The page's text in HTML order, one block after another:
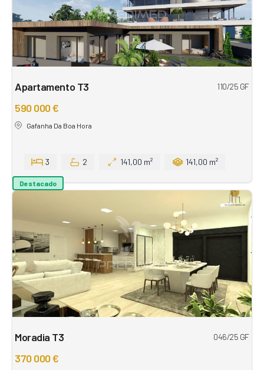
Apartamento T3 110/25 GF
590 000 €
Gafanha Da Boa Hora
3 2 141,00 m² 141,00 m²
Destacado
Moradia T3 046/25 GF
370 000 €